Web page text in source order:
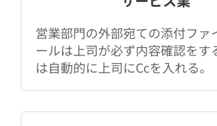
営業部門の外部宛ての添付ファ
ールは上司が必ず内容確認をす
は自動的に上司にCcを入れる。